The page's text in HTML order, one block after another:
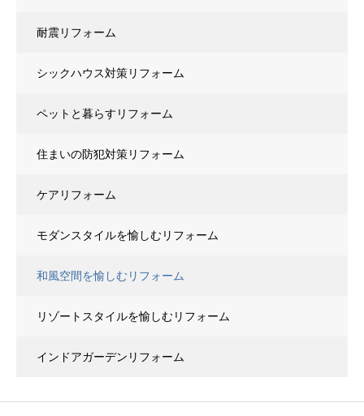
耐震リフォーム
シックハウス対策リフォーム
ペットと暮らすリフォーム
住まいの防犯対策リフォーム
ケアリフォーム
モダンスタイルを愉しむリフォーム
和風空間を愉しむリフォーム
リゾートスタイルを愉しむリフォーム
インドアガーデンリフォーム